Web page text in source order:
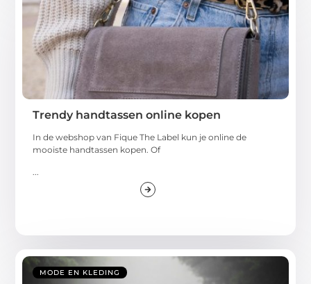
Trendy handtassen online kopen
In de webshop van Fique The Label kun je online de
mooiste handtassen kopen. Of
...
MODE EN KLEDING